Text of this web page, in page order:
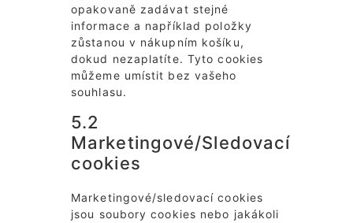
opakovaně zadávat stejné
informace a například položky
zůstanou v nákupním košíku,
dokud nezaplatíte. Tyto cookies
můžeme umístit bez vašeho
souhlasu.
5.2
Marketingové/Sledovací
cookies
Marketingové/sledovací cookies
jsou soubory cookies nebo jakákoli